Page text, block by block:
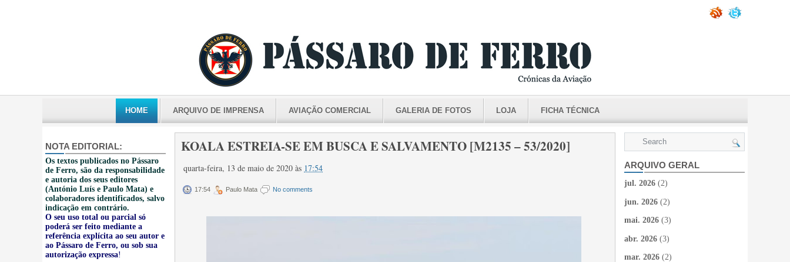
HOME ARQUIVO DE IMPRENSA AVIAÇÃO COMERCIAL GALERIA DE FOTOS LOJA FICHA TÉCNICA
NOTA EDITORIAL:
Os textos publicados no Pássaro
de Ferro, são da responsabilidade
e autoria dos seus editores
(António Luís e Paulo Mata) e
colaboradores identificados, salvo
indicação em contrário.
O seu uso total ou parcial só
poderá ser feito mediante a
referência explícita ao seu autor e
ao Pássaro de Ferro, ou sob sua
autorização expressa!
KOALA ESTREIA-SE EM BUSCA E SALVAMENTO [M2135 – 53/2020]
quarta-feira, 13 de maio de 2020 às 17:54
17:54 Paulo Mata No comments
ARQUIVO GERAL
jul. 2026 (2)
jun. 2026 (2)
mai. 2026 (3)
abr. 2026 (3)
mar. 2026 (2)